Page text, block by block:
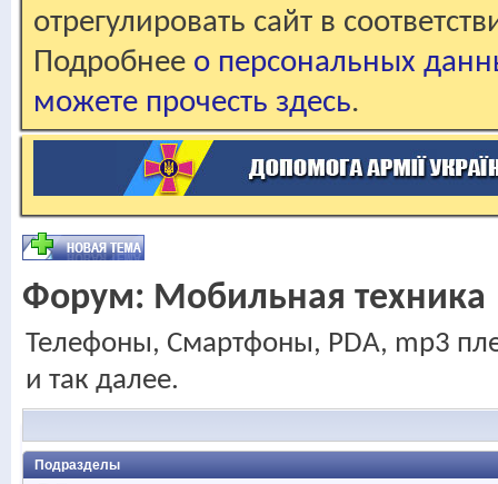
отрегулировать сайт в
Подробнее о персональных
можете прочесть здесь.
Форум: Мобильная техника
Телефоны, Смартфоны, PDA, mp3
и так далее.
Подразделы